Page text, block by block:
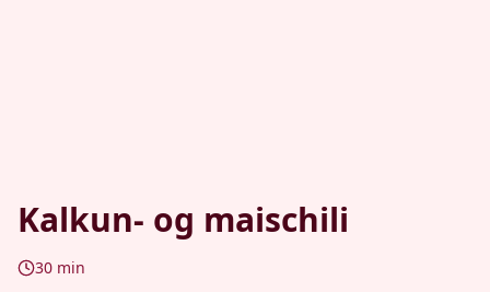
Kalkun- og maischili
30 min